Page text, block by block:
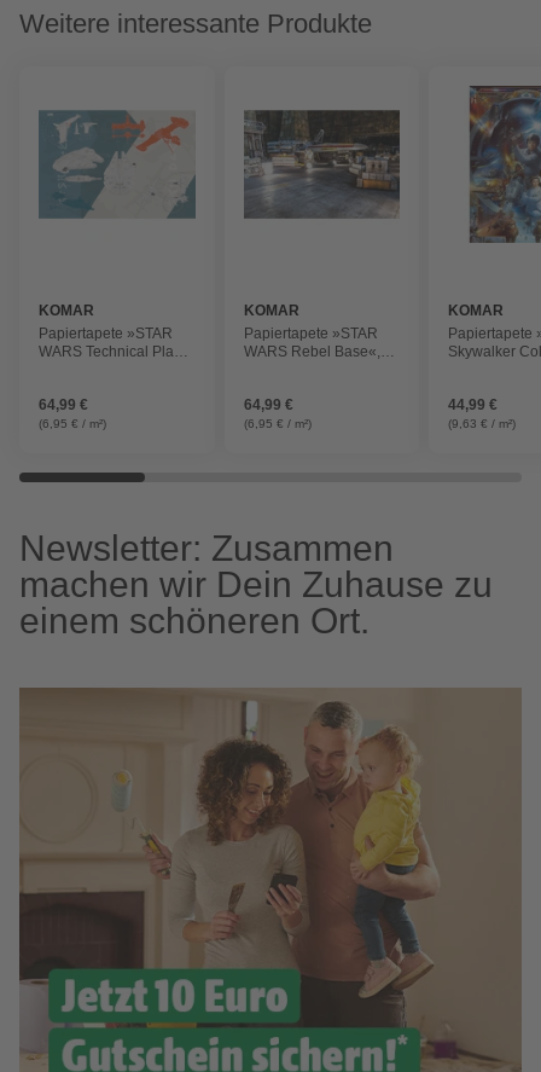
Weitere interessante Produkte
KOMAR
Papiertapete »STAR
WARS Technical Plan«,
64,99 €
(6,95 € / m²)
KOMAR
Papiertapete »STAR
WARS Rebel Base«,
64,99 €
(6,95 € / m²)
KOMAR
Papiertapete
Skywalker
44,99 €
(9,63 € / m²)
Newsletter: Zusammen
machen wir Dein Zuhause zu
einem schöneren Ort.